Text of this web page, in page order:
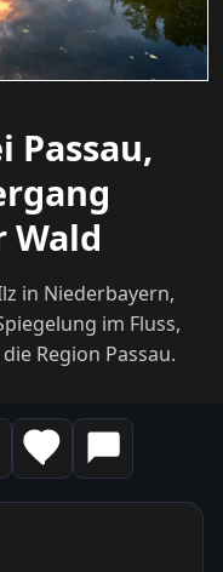
Passau,
Wald
in Niederbayern,
im Fluss,
Sie die Region Passau.